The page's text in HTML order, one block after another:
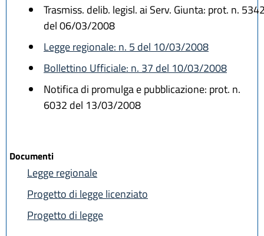
Trasmiss. delib. legisl. ai Serv. Giunta: prot. n.
del 06/03/2008
Legge regionale: n. 5 del 10/03/2008
Bollettino Ufficiale: n. 37 del 10/03/2008
Notifica di promulga e pubblicazione: prot. n.
6032 del 13/03/2008
Documenti
Legge regionale
Progetto di legge licenziato
Progetto di legge